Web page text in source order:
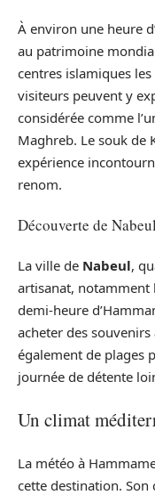
À environ une heure
au patrimoine
centres islamiques
visiteurs peuvent y
considérée comme
Maghreb. Le souk de
expérience
renom.
Découverte de Nabeul
La ville de Nabeul,
artisanat, notamment
demi-heure
acheter des
également de plages
journée de détente
Un climat
La météo à
cette destination.